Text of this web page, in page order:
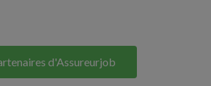
d'Assureurjob